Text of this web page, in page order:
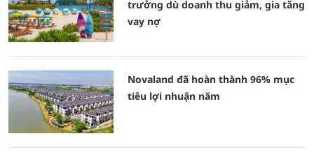
trưởng dù doanh thu giảm, gia tăng
vay nợ
Novaland đã hoàn thành 96% mục
tiêu lợi nhuận năm